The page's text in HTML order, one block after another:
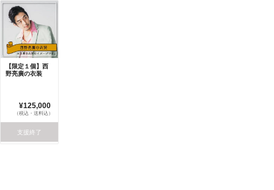
【限定１個】西
野亮廣の衣装
¥125,000
（税込・送料込）
支援終了